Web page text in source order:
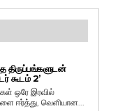
திருப்பங்களுடன்
கூடம் 2’
ஒரே இரவில்
ஈர்த்து, வெளியான...